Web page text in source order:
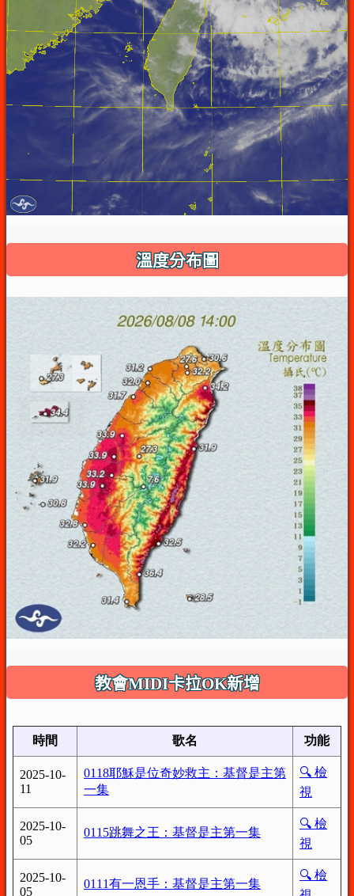
溫度分布圖
教會MIDI卡拉OK新增